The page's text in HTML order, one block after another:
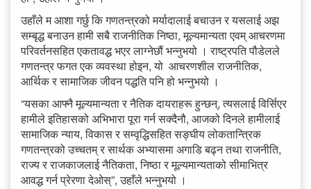
उहाँले म आशा गर्छु कि गणतन्त्रको मर्यादालाई बचाउन र यसलाई अझ
सम्बृद्ध बनाउन हामी सबै राजनीतिक निष्ठा, मूल्यमान्यता एवम् आचरणमा
परिवर्तनसहित एकतावद्ध भएर लाग्नेछौं भन्नुभयो । राष्ट्रपति पौडेलले
गणतन्त्र फगत एक व्यवस्था होइन, यो आचरणशील राजनीतिक,
आर्थिक र सामाजिक जीवन पद्धति पनि हो भन्नुभयो ।
“यसका आफ्नै मूल्यमान्यता र नैतिक दायराहरू हुन्छन्, त्यसलाई विर्सिएर
हामीले इतिहासको अभिभारा पूरा गर्न सक्दैनौ, आजको दिनले हामीलाई
सामाजिक न्याय, विकास र सम्वृद्धिसहित सङ्घीय लोकतान्त्रिक
गणतन्त्रको उच्चतम् र सार्थक अभ्यासमा अगाडि बढ्न तथा राजनीति,
राज्य र राजकाजलाई नैतिकता, निष्ठा र मूल्यमान्यताको सीमाभित्र
आवद्ध गर्न प्रेरणा देओस्”, उहाँले भन्नुभयो ।